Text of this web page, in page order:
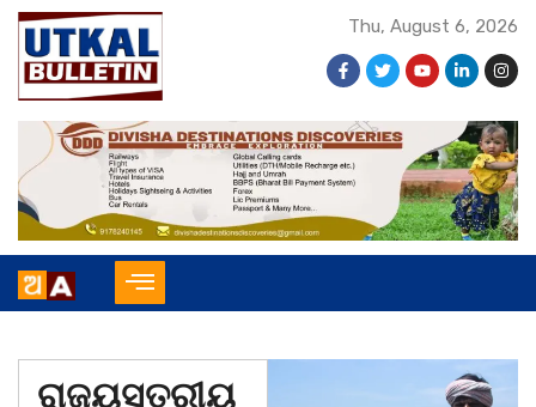
Thu, August 6, 2026
ରାଜ୍ୟସ୍ତରୀୟ